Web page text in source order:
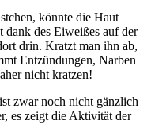
könnte die Haut
des Eiweißes auf der
drin. Kratzt man ihn ab,
Entzündungen, Narben
nicht kratzen!
zwar noch nicht gänzlich
es zeigt die Aktivität der